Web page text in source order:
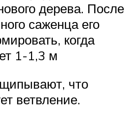
дерева. После
саженца его
когда
1-1,3 м
что
ветвление.